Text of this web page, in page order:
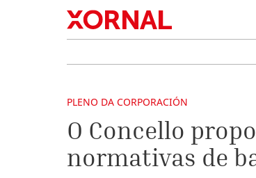
PLENO DA CORPORACIÓN
O Concello
normativas de